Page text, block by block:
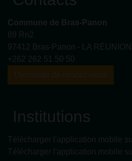
Commune de Bras-Panon
89 Rn2
97412 Bras-Panon - LA
+262 262 51 50 50
Demande de rendez-vous
Institutions
Télécharger l'application mobile
Télécharger l'application mobile